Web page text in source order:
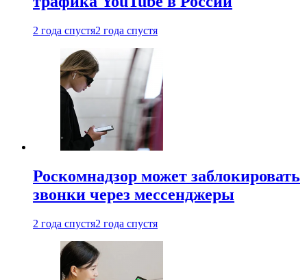
2 года спустя2 года спустя
Роскомнадзор может заблокировать
звонки через мессенджеры
2 года спустя2 года спустя